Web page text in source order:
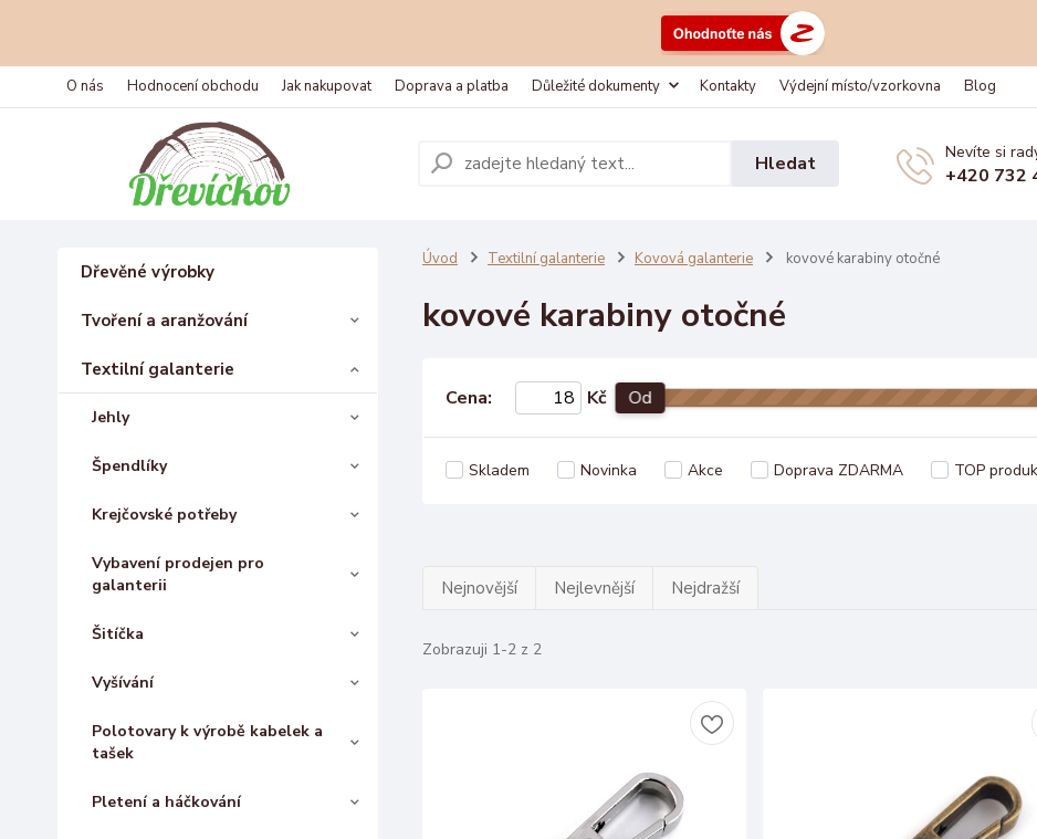
O nás Hodnocení obchodu Jak nakupovat Doprava a platba Důležité dokumenty Kontakty Výdejní místo/vzorkovna Blog
Hledat Nevíte si
+420 732
Dřevěné výrobky
Tvoření a aranžování
Textilní galanterie
Jehly
Špendlíky
Krejčovské potřeby
Vybavení prodejen pro
galanterii
Šitíčka
Vyšívání
Polotovary k výrobě kabelek a
tašek
Pletení a háčkování
Úvod Textilní galanterie Kovová galanterie kovové karabiny otočné
kovové karabiny otočné
Cena: Kč Od
Skladem Novinka Akce Doprava ZDARMA TOP
Nejnovější Nejlevnější Nejdražší
Zobrazuji 1-2 z 2